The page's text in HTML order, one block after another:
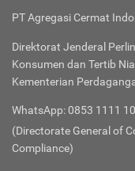
PT Agregasi Cermat
Direktorat Jenderal
Konsumen dan Tertib
Kementerian
WhatsApp: 0853 1111
(Directorate General of
Compliance)